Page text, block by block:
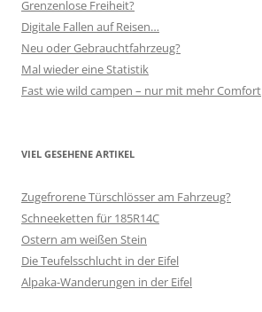
Grenzenlose Freiheit?
Digitale Fallen auf Reisen…
Neu oder Gebrauchtfahrzeug?
Mal wieder eine Statistik
Fast wie wild campen – nur mit mehr Comfort
VIEL GESEHENE ARTIKEL
Zugefrorene Türschlösser am Fahrzeug?
Schneeketten für 185R14C
Ostern am weißen Stein
Die Teufelsschlucht in der Eifel
Alpaka-Wanderungen in der Eifel